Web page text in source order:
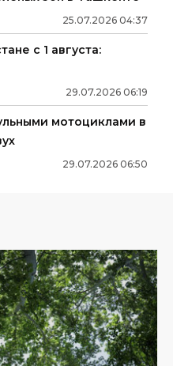
25.07.2026 04:37
с 1 августа:
29.07.2026 06:19
мотоциклами в
29.07.2026 06:50